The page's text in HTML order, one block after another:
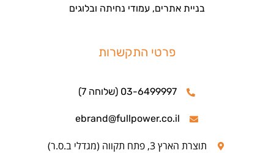
בניית אתרים, עמודי נחיתה ובלוגים
פרטי התקשרות
03-6499997 (שלוחה 7)
ebrand@fullpower.co.il
תוצרת הארץ 3, פתח תקווה (מגדלי ב.ס.ר)